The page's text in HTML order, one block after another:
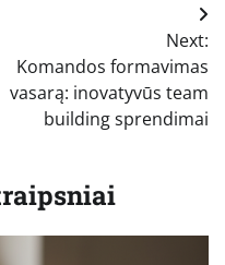
Next:
Komandos formavimas
vasarą: inovatyvūs team
building sprendimai